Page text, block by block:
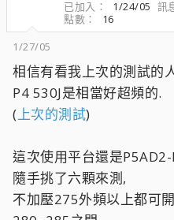
已加入
1/24/05 訊
點數
16
1/27/05
相信有看我上次的測試的
P4 530J是相當好超頻的.
(上次的測試)
這次使用平台還是P5AD2-
隨手挑了六顆來測,
不加壓275外頻以上都可